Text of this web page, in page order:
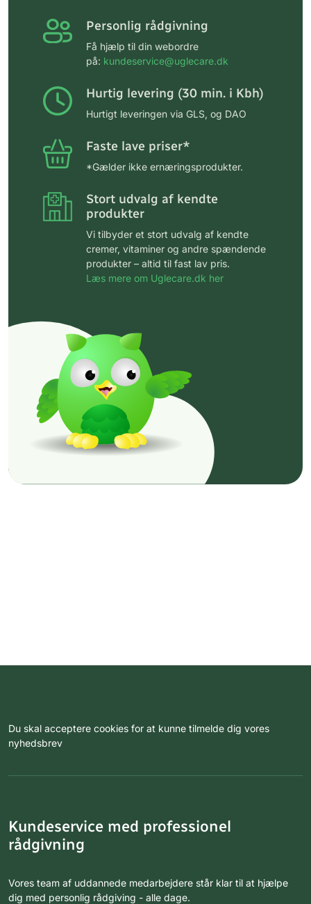
Personlig rådgivning
Få hjælp til din webordre
på: kundeservice@uglecare.dk
Hurtig levering (30 min. i Kbh)
Hurtigt leveringen via GLS, og DAO
Faste lave priser*
*Gælder ikke ernæringsprodukter.
Stort udvalg af kendte
produkter
Vi tilbyder et stort udvalg af kendte
cremer, vitaminer og andre spændende
produkter – altid til fast lav pris.
Læs mere om Uglecare.dk her
Du skal acceptere cookies for at kunne tilmelde dig vores
nyhedsbrev
Kundeservice med professionel
rådgivning
Vores team af uddannede medarbejdere står klar til at hjælpe
dig med personlig rådgiving - alle dage.